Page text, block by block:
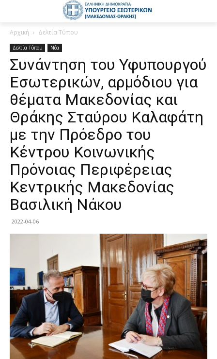
Αρχική Δελτία Τύπου
Δελτία Τύπου Νέα
Συνάντηση του Υφυπουργού
Εσωτερικών, αρμόδιου για
θέματα Μακεδονίας και
Θράκης Σταύρου Καλαφάτη
με την Πρόεδρο του
Κέντρου Κοινωνικής
Πρόνοιας Περιφέρειας
Κεντρικής Μακεδονίας
Βασιλική Νάκου
2022-04-06